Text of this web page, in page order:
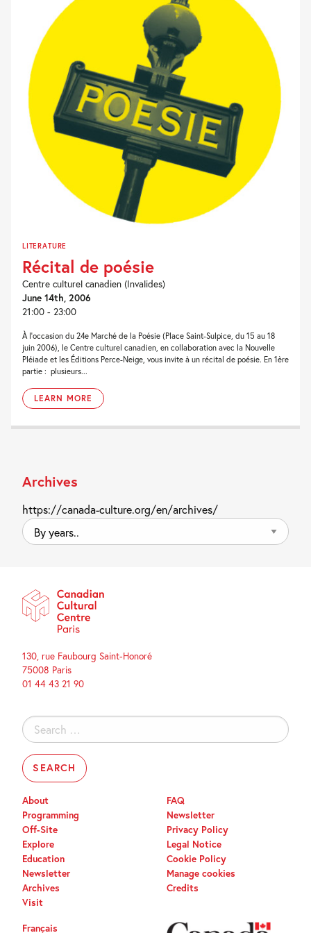
LITERATURE
Récital de poésie
Centre culturel canadien (Invalides)
June 14th, 2006
21:00 - 23:00
À l’occasion du 24e Marché de la Poésie (Place Saint-Sulpice, du 15 au 18
juin 2006), le Centre culturel canadien, en collaboration avec la Nouvelle
Pléiade et les Éditions Perce-Neige, vous invite à un récital de poésie. En 1ère
partie : plusieurs...
LEARN MORE
Archives
https://canada-culture.org/en/archives/
By
years..
130, rue Faubourg Saint-Honoré
75008 Paris
01 44 43 21 90
Search
for:
About
Programming
Off-Site
Explore
Education
Newsletter
Archives
Visit
FAQ
Newsletter
Privacy Policy
Legal Notice
Cookie Policy
Manage cookies
Credits
Français